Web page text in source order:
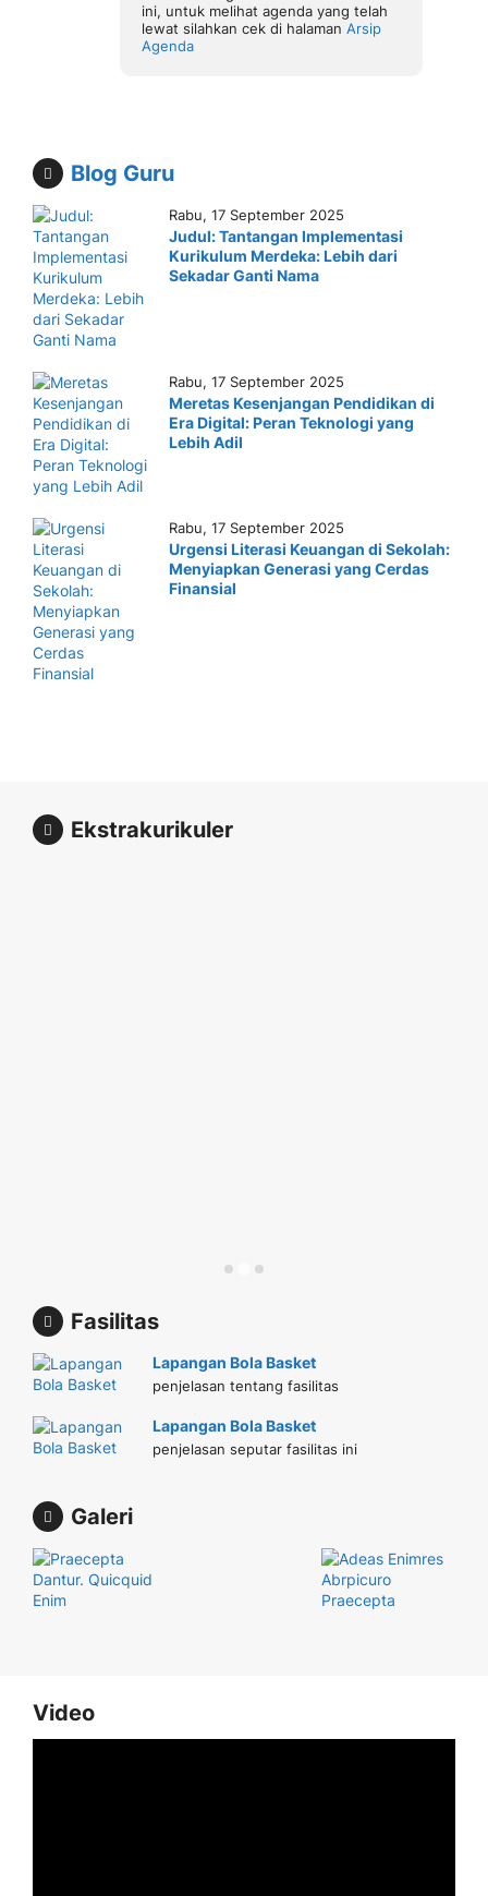
ini, untuk melihat agenda yang telah
lewat silahkan cek di halaman Arsip
Agenda
Blog Guru
Rabu, 17 September 2025
Judul: Tantangan Implementasi
Kurikulum Merdeka: Lebih dari
Sekadar Ganti Nama
Rabu, 17 September 2025
Meretas Kesenjangan Pendidikan di
Era Digital: Peran Teknologi yang
Lebih Adil
Rabu, 17 September 2025
Urgensi Literasi Keuangan di Sekolah:
Menyiapkan Generasi yang Cerdas
Finansial
Ekstrakurikuler
Fasilitas
Lapangan Bola Basket
penjelasan tentang fasilitas
Lapangan Bola Basket
penjelasan seputar fasilitas ini
Galeri
Video